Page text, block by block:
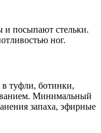
посыпают стельки.
ног.
туфли, ботинки,
Минимальный
запаха, эфирные